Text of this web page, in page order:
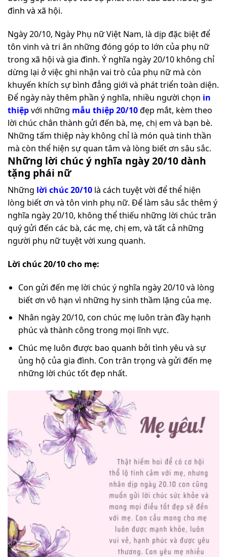
đình và xã hội.
Ngày 20/10, Ngày Phụ nữ Việt Nam, là dịp đặc biệt để
tôn vinh và tri ân những đóng góp to lớn của phụ nữ
trong xã hội và gia đình. Ý nghĩa ngày 20/10 không chỉ
dừng lại ở việc ghi nhận vai trò của phụ nữ mà còn
khuyến khích sự bình đẳng giới và phát triển toàn diện.
Để ngày này thêm phần ý nghĩa, nhiều người chọn in
thiệpvới những mẫu thiệp 20/10đẹp mắt, kèm theo
lời chúc chân thành gửi đến bà, mẹ, chị em và bạn bè.
Những tấm thiệp này không chỉ là món quà tinh thần
mà còn thể hiện sự quan tâm và lòng biết ơn sâu sắc.
Những lời chúc ý nghĩa ngày 20/10 dành
tặng phái nữ
Những lời chúc 20/10 là cách tuyệt vời để thể hiện
lòng biết ơn và tôn vinh phụ nữ. Để làm sâu sắc thêm ý
nghĩa ngày 20/10, không thể thiếu những lời chúc trân
quý gửi đến các bà, các mẹ, chị em, và tất cả những
người phụ nữ tuyệt vời xung quanh.
Lời chúc 20/10 cho mẹ:
Con gửi đến mẹ lời chúc ý nghĩa ngày 20/10 và lòng
biết ơn vô hạn vì những hy sinh thầm lặng của mẹ.
Nhân ngày 20/10, con chúc mẹ luôn tràn đầy hạnh
phúc và thành công trong mọi lĩnh vực.
Chúc mẹ luôn được bao quanh bởi tình yêu và sự
ủng hộ của gia đình. Con trân trọng và gửi đến mẹ
những lời chúc tốt đẹp nhất.